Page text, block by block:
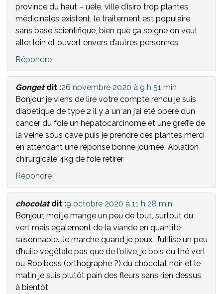
province du haut – uele, ville d’isiro trop plantes
médicinales existent, le traitement est populaire
sans base scientifique, bien que ça soigne on veut
aller loin et ouvert envers d’autres personnes.
Répondre
Gonget dit :26 novembre 2020 à 9 h 51 min
Bonjour je viens de lire votre compte rendu je suis
diabétique de type 2 il y a un an j’ai été opéré d’un
cancer du foie un hepatocarcinome et une greffe de
la veine sous cave puis je prendre ces plantes merci
en attendant une réponse bonne journée. Ablation
chirurgicale 4kg de foie retirer
Répondre
chocolat dit :9 octobre 2020 à 11 h 28 min
Bonjour, moi je mange un peu de tout, surtout du
vert mais également de la viande en quantité
raisonnable. Je marche quand je peux. J’utilise un peu
d’huile végétale pas que de l’olive, je bois du thé vert
ou Rooiboss (orthographe ?) du chocolat noir et le
matin je suis plutôt pain des fleurs sans rien dessus,
à bientôt